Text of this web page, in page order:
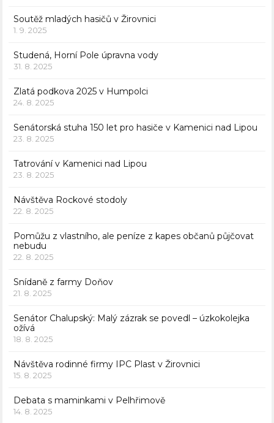
Soutěž mladých hasičů v Žirovnici
1. 9. 2025
Studená, Horní Pole úpravna vody
31. 8. 2025
Zlatá podkova 2025 v Humpolci
24. 8. 2025
Senátorská stuha 150 let pro hasiče v Kamenici nad Lipou
23. 8. 2025
Tatrování v Kamenici nad Lipou
23. 8. 2025
Návštěva Rockové stodoly
22. 8. 2025
Pomůžu z vlastního, ale peníze z kapes občanů půjčovat
nebudu
22. 8. 2025
Snídaně z farmy Doňov
21. 8. 2025
Senátor Chalupský: Malý zázrak se povedl – úzkokolejka
ožívá
18. 8. 2025
Návštěva rodinné firmy IPC Plast v Žirovnici
15. 8. 2025
Debata s maminkami v Pelhřimově
14. 8. 2025